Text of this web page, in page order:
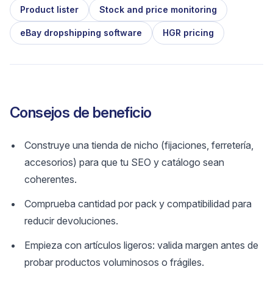
Product lister Stock and price monitoring
eBay dropshipping software HGR pricing
Consejos de beneficio
Construye una tienda de nicho (fijaciones, ferretería,
accesorios) para que tu SEO y catálogo sean
coherentes.
Comprueba cantidad por pack y compatibilidad para
reducir devoluciones.
Empieza con artículos ligeros: valida margen antes de
probar productos voluminosos o frágiles.